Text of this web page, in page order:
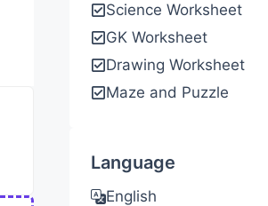
Science Worksheet
GK Worksheet
Drawing Worksheet
Maze and Puzzle
Language
English